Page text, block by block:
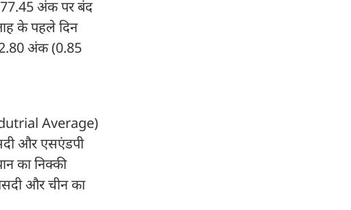
अंक पर बंद
के पहले दिन
अंक (0.85
Average)
और एसएंडपी
का निक्की
और चीन का